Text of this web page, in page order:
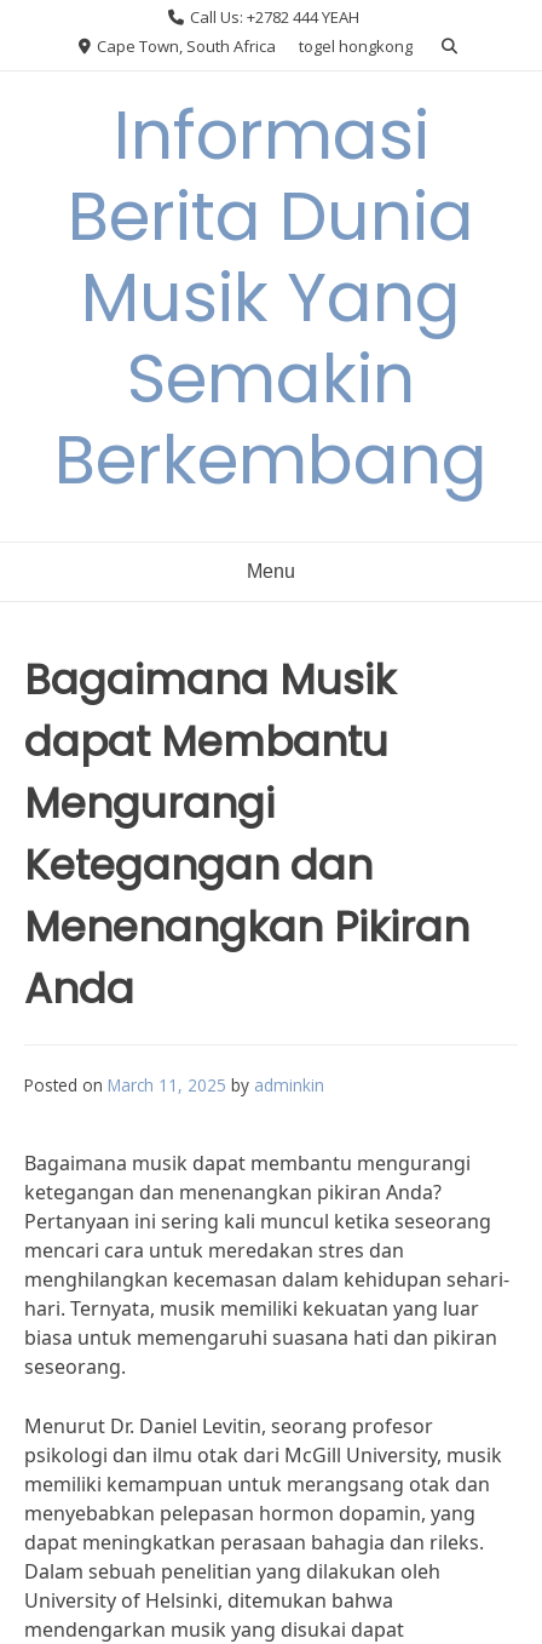
Call Us: +2782 444 YEAH
Cape Town, South Africa
togel hongkong
Informasi
Berita Dunia
Musik Yang
Semakin
Berkembang
Menu
Bagaimana Musik
dapat Membantu
Mengurangi
Ketegangan dan
Menenangkan Pikiran
Anda
Posted on March 11, 2025 by adminkin
Bagaimana musik dapat membantu mengurangi
ketegangan dan menenangkan pikiran Anda?
Pertanyaan ini sering kali muncul ketika seseorang
mencari cara untuk meredakan stres dan
menghilangkan kecemasan dalam kehidupan sehari-
hari. Ternyata, musik memiliki kekuatan yang luar
biasa untuk memengaruhi suasana hati dan pikiran
seseorang.
Menurut Dr. Daniel Levitin, seorang profesor
psikologi dan ilmu otak dari McGill University, musik
memiliki kemampuan untuk merangsang otak dan
menyebabkan pelepasan hormon dopamin, yang
dapat meningkatkan perasaan bahagia dan rileks.
Dalam sebuah penelitian yang dilakukan oleh
University of Helsinki, ditemukan bahwa
mendengarkan musik yang disukai dapat